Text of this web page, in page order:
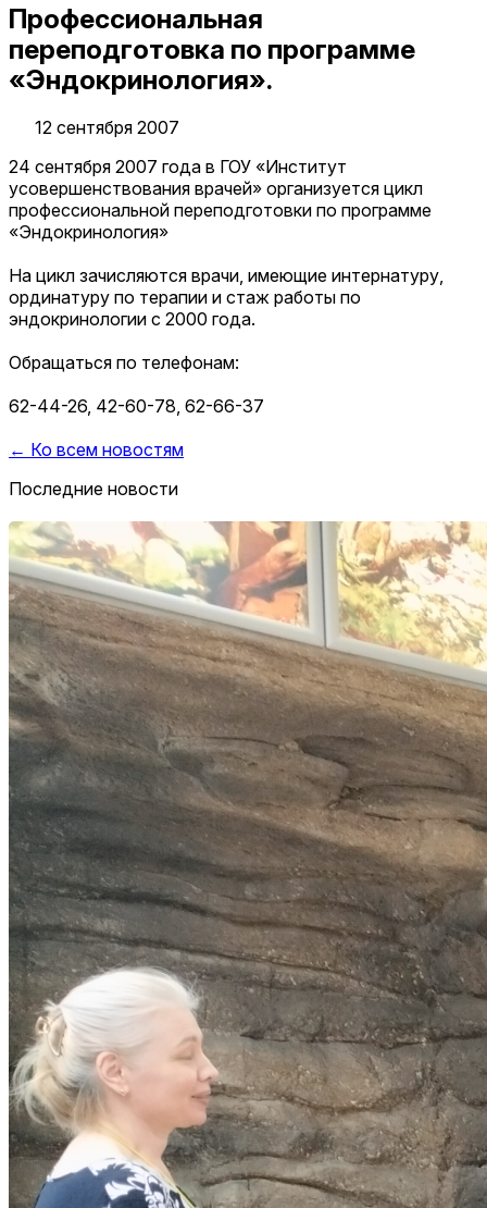
Профессиональная
переподготовка по программе
«Эндокринология».
12 сентября 2007
24 сентября 2007 года в ГОУ «Институт
усовершенствования врачей» организуется цикл
профессиональной переподготовки по программе
«Эндокринология»
На цикл зачисляются врачи, имеющие интернатуру,
ординатуру по терапии и стаж работы по
эндокринологии с 2000 года.
Обращаться по телефонам:
62-44-26, 42-60-78, 62-66-37
← Ко всем новостям
Последние новости